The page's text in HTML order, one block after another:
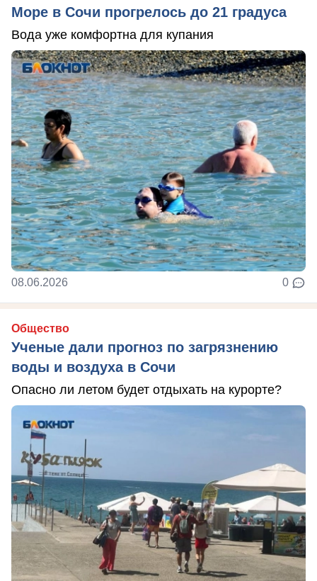
Море в Сочи прогрелось до 21 градуса
Вода уже комфортна для купания
08.06.2026 0
Общество
Ученые дали прогноз по загрязнению
воды и воздуха в Сочи
Опасно ли летом будет отдыхать на курорте?